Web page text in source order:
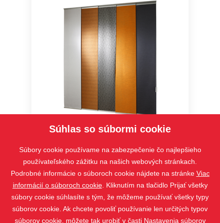
Japonské rolety
Súhlas so súbormi cookie
Súbory cookie používame na zabezpečenie čo najlepšieho
používateľského zážitku na našich webových stránkach.
Podrobné informácie o súboroch cookie nájdete na stránke Viac
informácií o súboroch cookie. Kliknutím na tlačidlo Prijať všetky
súbory cookie súhlasíte s tým, že môžeme používať všetky typy
súborov cookie. Ak chcete povoliť používanie len určitých typov
súborov cookie, môžete tak urobiť v časti Nastavenia súborov